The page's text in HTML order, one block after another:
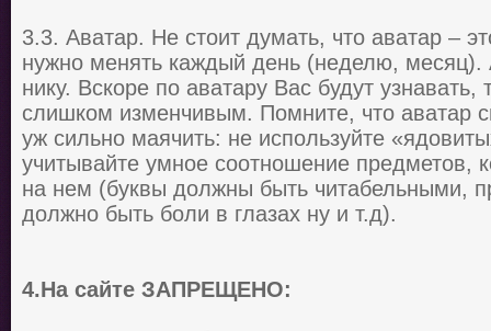
3.3. Аватар. Не стоит думать, что аватар –
нужно менять каждый день (неделю, месяц).
нику. Вскоре по аватару Вас будут узнавать,
слишком изменчивым. Помните, что аватар
уж сильно маячить: не используйте
учитывайте умное соотношение предметов,
на нем (буквы должны быть читабельными,
должно быть боли в глазах ну и т.д).
4.На сайте ЗАПРЕЩЕНО: